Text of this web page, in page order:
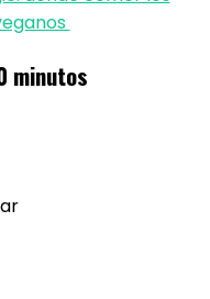
minutos